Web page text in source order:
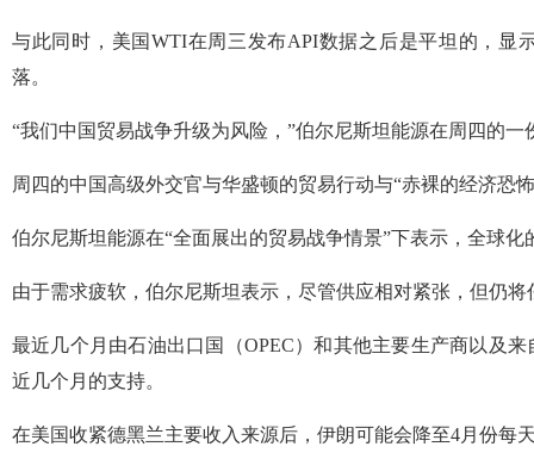
与此同时，美国WTI在周三发布API数据之后是平坦的，显
落。
“我们中国贸易战争升级为风险，”伯尔尼斯坦能源在周四的一
周四的中国高级外交官与华盛顿的贸易行动与“赤裸的经济恐
伯尔尼斯坦能源在“全面展出的贸易战争情景”下表示，全球
由于需求疲软，伯尔尼斯坦表示，尽管供应相对紧张，但仍
最近几个月由石油出口国（OPEC）和其他主要生产商以及
近几个月的支持。
在美国收紧德黑兰主要收入来源后，伊朗可能会降至4月份每